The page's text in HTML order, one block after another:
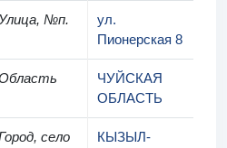
№п.
ул.
Пионерская 8
ЧУЙСКАЯ
ОБЛАСТЬ
село
КЫЗЫЛ-